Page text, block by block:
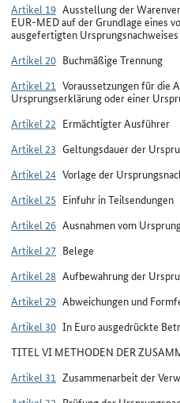
Artikel 19 Ausstellung der
EUR-MED auf der Grundlage eines
ausgefertigten Ursprungsnachweises
Artikel 20 Buchmäßige Trennung
Artikel 21 Voraussetzungen für die
Ursprungserklärung oder einer
Artikel 22 Ermächtigter Ausführer
Artikel 23 Geltungsdauer der
Artikel 24 Vorlage der
Artikel 25 Einfuhr in Teilsendungen
Artikel 26 Ausnahmen vom
Artikel 27 Belege
Artikel 28 Aufbewahrung der
Artikel 29 Abweichungen und
Artikel 30 In Euro ausgedrückte
TITEL VI METHODEN DER
Artikel 31 Zusammenarbeit der